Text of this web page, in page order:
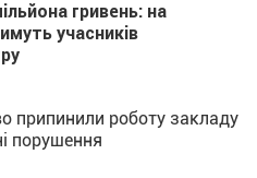
гривень: на
учасників
припинили роботу закладу
порушення